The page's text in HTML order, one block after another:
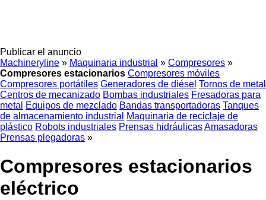
Publicar el anuncio
Machineryline » Maquinaria industrial » Compresores »
Compresores estacionarios Compresores móviles
Compresores portátiles Generadores de diésel Tornos de metal
Centros de mecanizado Bombas industriales Fresadoras para
metal
Equipos de mezclado Bandas transportadoras Tanques
de almacenamiento industrial
Maquinaria de reciclaje de
plástico Robots industriales Prensas hidráulicasAmasadoras
Prensas plegadoras »
Compresores estacionarios
eléctrico